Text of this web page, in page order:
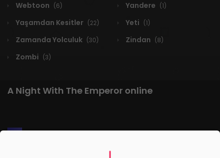
Webtoon (6) Yandere (1)
Yaşamdan Kesitler (22) Yeti (1)
Zamanda Yolculuk (30) Zindan (8)
Zombi (3)
A Night With The Emperor online
1 RESULT
Popüler